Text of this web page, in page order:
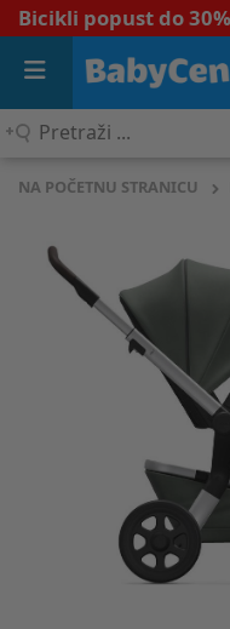
Bicikli popust do 30%
Pretraži
NA POČETNU STRANICU